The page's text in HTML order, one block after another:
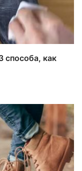
способа, как